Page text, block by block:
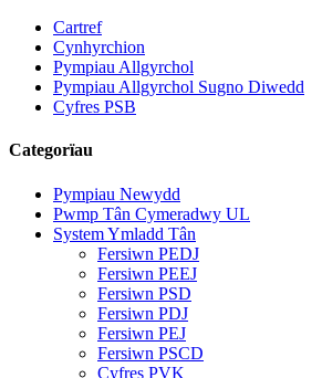
Cartref
Cynhyrchion
Pympiau Allgyrchol
Pympiau Allgyrchol Sugno Diwedd
Cyfres PSB
Categorïau
Pympiau Newydd
Pwmp Tân Cymeradwy UL
System Ymladd Tân
Fersiwn PEDJ
Fersiwn PEEJ
Fersiwn PSD
Fersiwn PDJ
Fersiwn PEJ
Fersiwn PSCD
Cyfres PVK